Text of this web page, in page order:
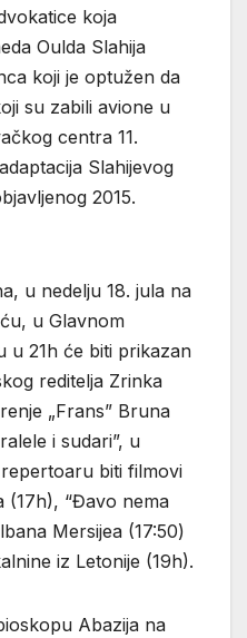
koja
Oulda Slahija
koji je optužen da
su zabili avione u
centra 11.
Slahijevog
2015.
u nedelju 18. jula na
u Glavnom
u 21h će biti prikazan
reditelja Zrinka
„Frans” Bruna
i sudari”, u
biti filmovi
(17h), “Đavo nema
Mersijea (17:50)
iz Letonije (19h).
Abazija na